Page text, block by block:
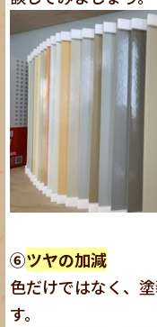
⑥ツヤの加減
色だけではなく、
す。